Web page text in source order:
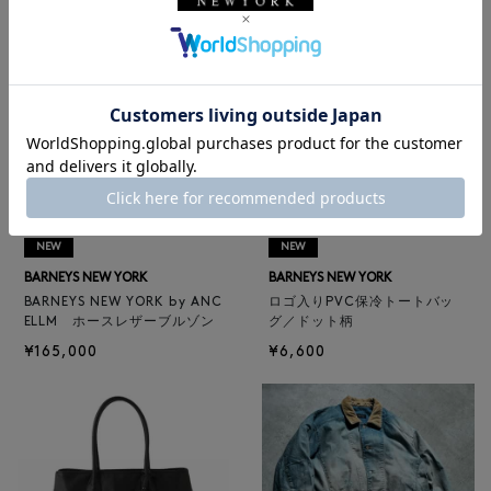
NEW
BARNEYS NEW YORK
BARNEYS NEW YORK by ANC
ELLM ホースレザーブルゾン
¥165,000
NEW
BARNEYS NEW YORK
ロゴ入りPVC保冷トートバッ
グ／ドット柄
¥6,600